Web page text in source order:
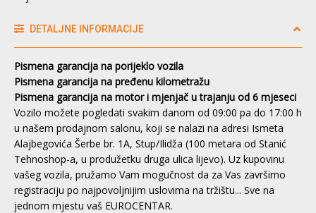
DETALJNE INFORMACIJE
Pismena garancija na porijeklo vozila
Pismena garancija na pređenu kilometražu
Pismena garancija na motor i mjenjač u trajanju od 6 mjeseci
Vozilo možete pogledati svakim danom od 09:00 pa do 17:00 h
u našem prodajnom salonu, koji se nalazi na adresi Ismeta
Alajbegovića Šerbe br. 1A, Stup/Ilidža (100 metara od Stanić
Tehnoshop-a, u produžetku druga ulica lijevo). Uz kupovinu
vašeg vozila, pružamo Vam mogučnost da za Vas završimo
registraciju po najpovoljnijim uslovima na tržištu... Sve na
jednom mjestu vaš EUROCENTAR.